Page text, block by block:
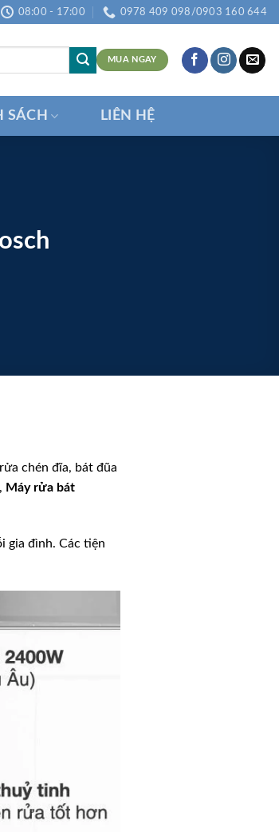
08:00 - 17:00 0978 409 098/0903 160 644
MUA NGAY
SÁCH LIÊN HỆ
chén đĩa, bát đũa
Máy rửa bát
gia đình. Các tiện